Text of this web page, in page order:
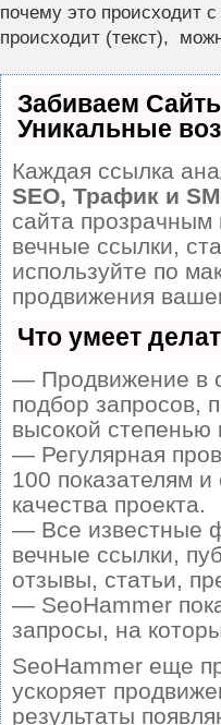
почему это происходит
происходит (текст),
Забиваем
Уникальные
Каждая ссылка
SEO, Трафик и
сайта
вечные ссылки,
используйте по
продвижения
Что умеет
— Продвижение в
подбор запросов,
высокой степенью
— Регулярная
100 показателям
качества проекта.
— Все известные
вечные ссылки,
отзывы, статьи,
— SeoHammer
запросы, на
SeoHammer еще
ускоряет
результаты